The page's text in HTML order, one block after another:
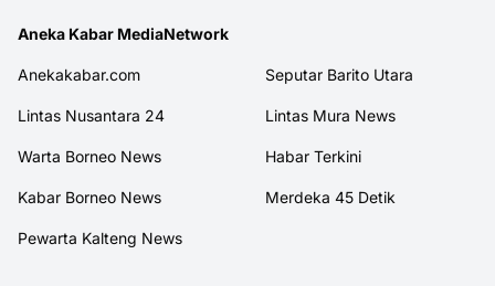
Aneka Kabar MediaNetwork
Anekakabar.com Seputar Barito Utara
Lintas Nusantara 24 Lintas Mura News
Warta Borneo News Habar Terkini
Kabar Borneo News Merdeka 45 Detik
Pewarta Kalteng News